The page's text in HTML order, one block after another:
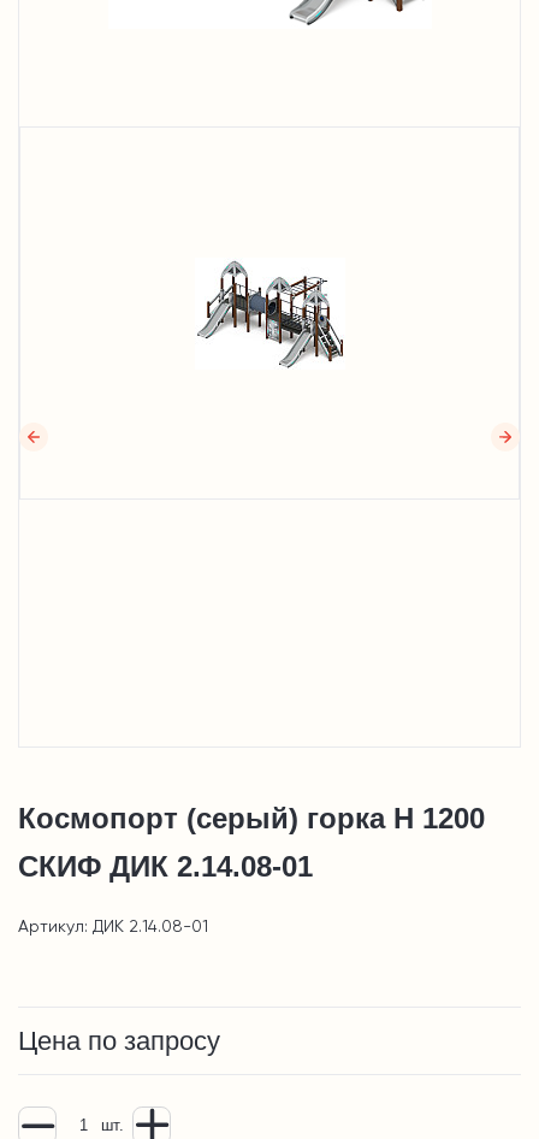
Космопорт (серый) горка Н 1200
СКИФ ДИК 2.14.08-01
Артикул: ДИК 2.14.08-01
Цена по запросу
шт.